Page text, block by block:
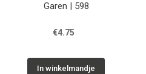
Garen | 598
€4.75
In winkelmandje